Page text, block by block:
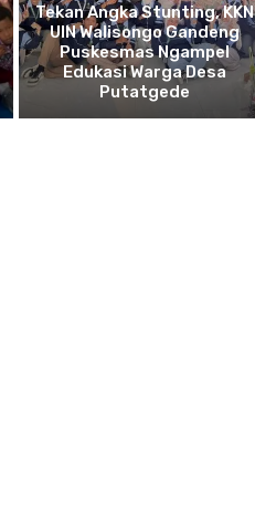
Tekan Angka Stunting, KKN
UIN Walisongo Gandeng
Puskesmas Ngampel
Edukasi Warga Desa
Putatgede